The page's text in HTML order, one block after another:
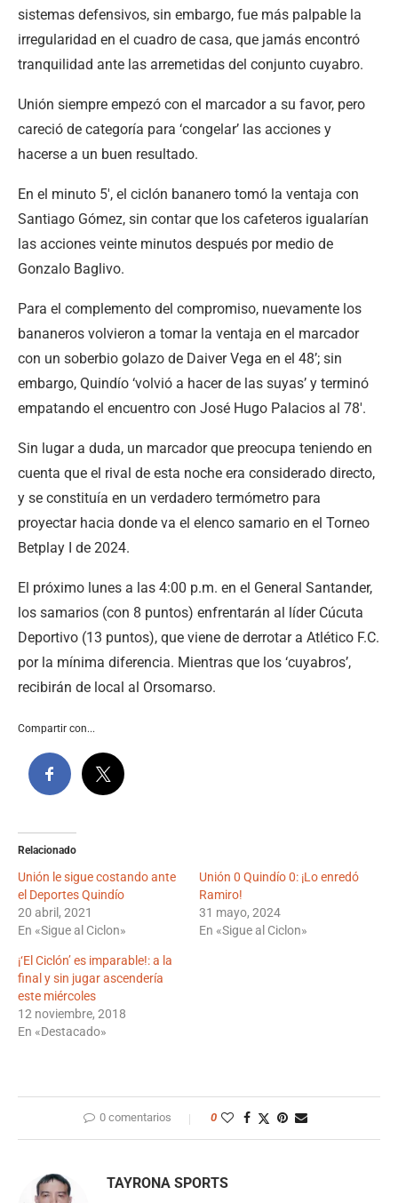
sistemas defensivos, sin embargo, fue más palpable la
irregularidad en el cuadro de casa, que jamás encontró
tranquilidad ante las arremetidas del conjunto cuyabro.
Unión siempre empezó con el marcador a su favor, pero
careció de categoría para ‘congelar’ las acciones y
hacerse a un buen resultado.
En el minuto 5′, el ciclón bananero tomó la ventaja con
Santiago Gómez, sin contar que los cafeteros igualarían
las acciones veinte minutos después por medio de
Gonzalo Baglivo.
Para el complemento del compromiso, nuevamente los
bananeros volvieron a tomar la ventaja en el marcador
con un soberbio golazo de Daiver Vega en el 48’; sin
embargo, Quindío ‘volvió a hacer de las suyas’ y terminó
empatando el encuentro con José Hugo Palacios al 78′.
Sin lugar a duda, un marcador que preocupa teniendo en
cuenta que el rival de esta noche era considerado directo,
y se constituía en un verdadero termómetro para
proyectar hacia donde va el elenco samario en el Torneo
Betplay I de 2024.
El próximo lunes a las 4:00 p.m. en el General Santander,
los samarios (con 8 puntos) enfrentarán al líder Cúcuta
Deportivo (13 puntos), que viene de derrotar a Atlético F.C.
por la mínima diferencia. Mientras que los ‘cuyabros’,
recibirán de local al Orsomarso.
Compartir con...
Relacionado
Unión le sigue costando ante
el Deportes Quindío
20 abril, 2021
En «Sigue al Ciclon»
Unión 0 Quindío 0: ¡Lo enredó
Ramiro!
31 mayo, 2024
En «Sigue al Ciclon»
¡‘El Ciclón’ es imparable!: a la
final y sin jugar ascendería
este miércoles
12 noviembre, 2018
En «Destacado»
0 comentarios 0
TAYRONA SPORTS